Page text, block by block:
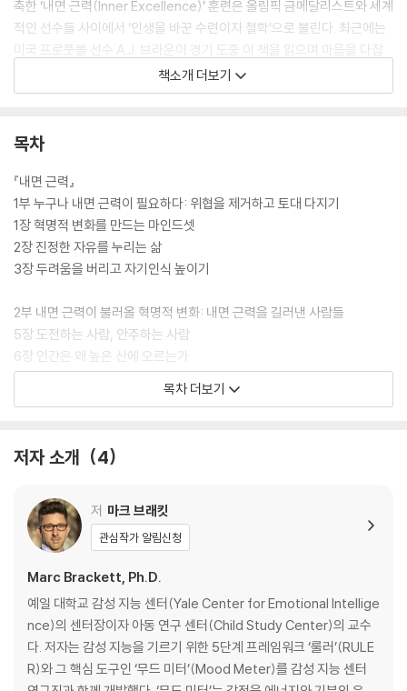
축한 ‘내면 근력(Inner Excellence)’ 훈련은 올림픽 금메달리스트와 세계
적인 선수들 사이에서 ‘인생을 바꾼 수련이자 철학’으로 불린다. 최근에는
미국 프로풋볼 선수 A.J. 브라운이 경기 도중 이 책을 읽으며 마음을 다잡
는 장면이 화제가 되며, 전 세계에 ‘내면 근력’ 신드롬이 번지는 계기가 됐
다.
이토록 많은 이들이 『내면 근력』에 열광하는 이유는 근본적인 변화를 불러
대신 자신을 믿고, 스스로 만든 한계를 넘어서도록 돕는다. 바로 이것이 수
많은 이들의 잠재력을 놀랍게 끌어올렸고, 저점에서 고점으로 훌쩍 뛰어오
르게 했으며, 더 충만한 삶을 살아가게 했다.
저자 짐 머피는 오랜 시간 선수들을 코치하고 인간의 동기와 행동을 연구
이 아니라 자신의 감정과 생각을 다스리는 힘과 태도, 즉 단단한 정신력이
라는 사실을 배웠다. 우리는 누구나 자신이 모르는 비범한 잠재력을 지니
고 있으며, 노력의 방향을 제대로 잡기만 하면 된다. 『내면 근력』은 바로 그
길을 안내하는 책이다. 자기 삶의 주인으로 살아가고 싶은 이에게 내면 근
력은 반드시 필요한 토대다. 흔들림 없이 자기 길을 걸어가고 싶다면, 진정
(부록 : 무드 미터)
* 문요한 작가, 앤절라 더크워스, 애덤 그랜트, 비벡 머시, 리사 다무르 등
심리학 석학들의 극찬!
* 전 세계 5,000여 학교에서 활용되는 정서 교육법 ‘룰러’와 ‘무드 미터’
개발자, 마크 브래킷 교수가 알려주는 감정 조절의 기술!
* 일과 관계, 학교와 가정에서 감정 소모에 지친 이들을 위한 마음 회복 필
독서!
드라마 〈모두가 자신의 무가치함과 싸우고 있다〉에는 감정을 색과 단어로
책소개 더보기
목차
『내면 근력』
1부 누구나 내면 근력이 필요하다: 위협을 제거하고 토대 다지기
1장 혁명적 변화를 만드는 마인드셋
2장 진정한 자유를 누리는 삶
3장 두려움을 버리고 자기인식 높이기
2부 내면 근력이 불러올 혁명적 변화: 내면 근력을 길러낸 사람들
5장 도전하는 사람, 안주하는 사람
6장 인간은 왜 높은 산에 오르는가
9장 3단계 목표에만 몰입하는 법
11장 5단계 평정심 유지하는 법
12장 6단계 비범한 리더십
결론 새로운 삶의 길
‘내면 근력’에 대해 자주 묻는 질문
『감정 수업』
이 책에 보내는 찬사
프롤로그: 감정 조절은 인생을 바꾸는 기술이다
목차 더보기
저자 소개 4
저 마크 브래킷
관심작가 알림신청
Marc Brackett, Ph.D.
예일 대학교 감성 지능 센터(Yale Center for Emotional Intellige
nce)의 센터장이자 아동 연구 센터(Child Study Center)의 교수
다. 저자는 감성 지능을 기르기 위한 5단계 프레임워크 ‘룰러’(RULE
R)와 그 핵심 도구인 ‘무드 미터’(Mood Meter)를 감성 지능 센터